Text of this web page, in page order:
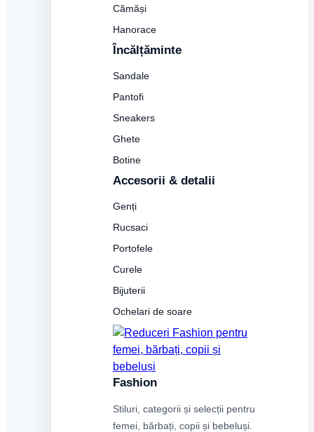
Cămăși
Hanorace
Încălțăminte
Sandale
Pantofi
Sneakers
Ghete
Botine
Accesorii & detalii
Genți
Rucsaci
Portofele
Curele
Bijuterii
Ochelari de soare
Fashion
Stiluri, categorii și selecții pentru
femei, bărbați, copii și bebeluși.